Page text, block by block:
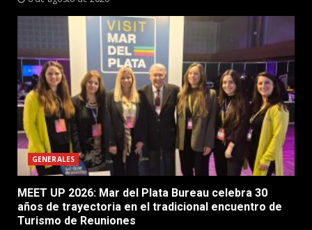
GENERALES
MEET UP 2026: Mar del Plata Bureau celebra 30
años de trayectoria en el tradicional encuentro de
Turismo de Reuniones